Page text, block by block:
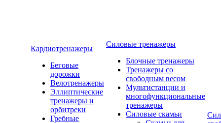
Кардиотренажеры
Беговые
дорожки
Велотренажеры
Эллиптические
тренажеры и
орбитреки
Гребные
Силовые тренажеры
Блочные тренажеры
Тренажеры со
свободным весом
Мультистанции и
многофункциональные
тренажеры
Силовые скамьи